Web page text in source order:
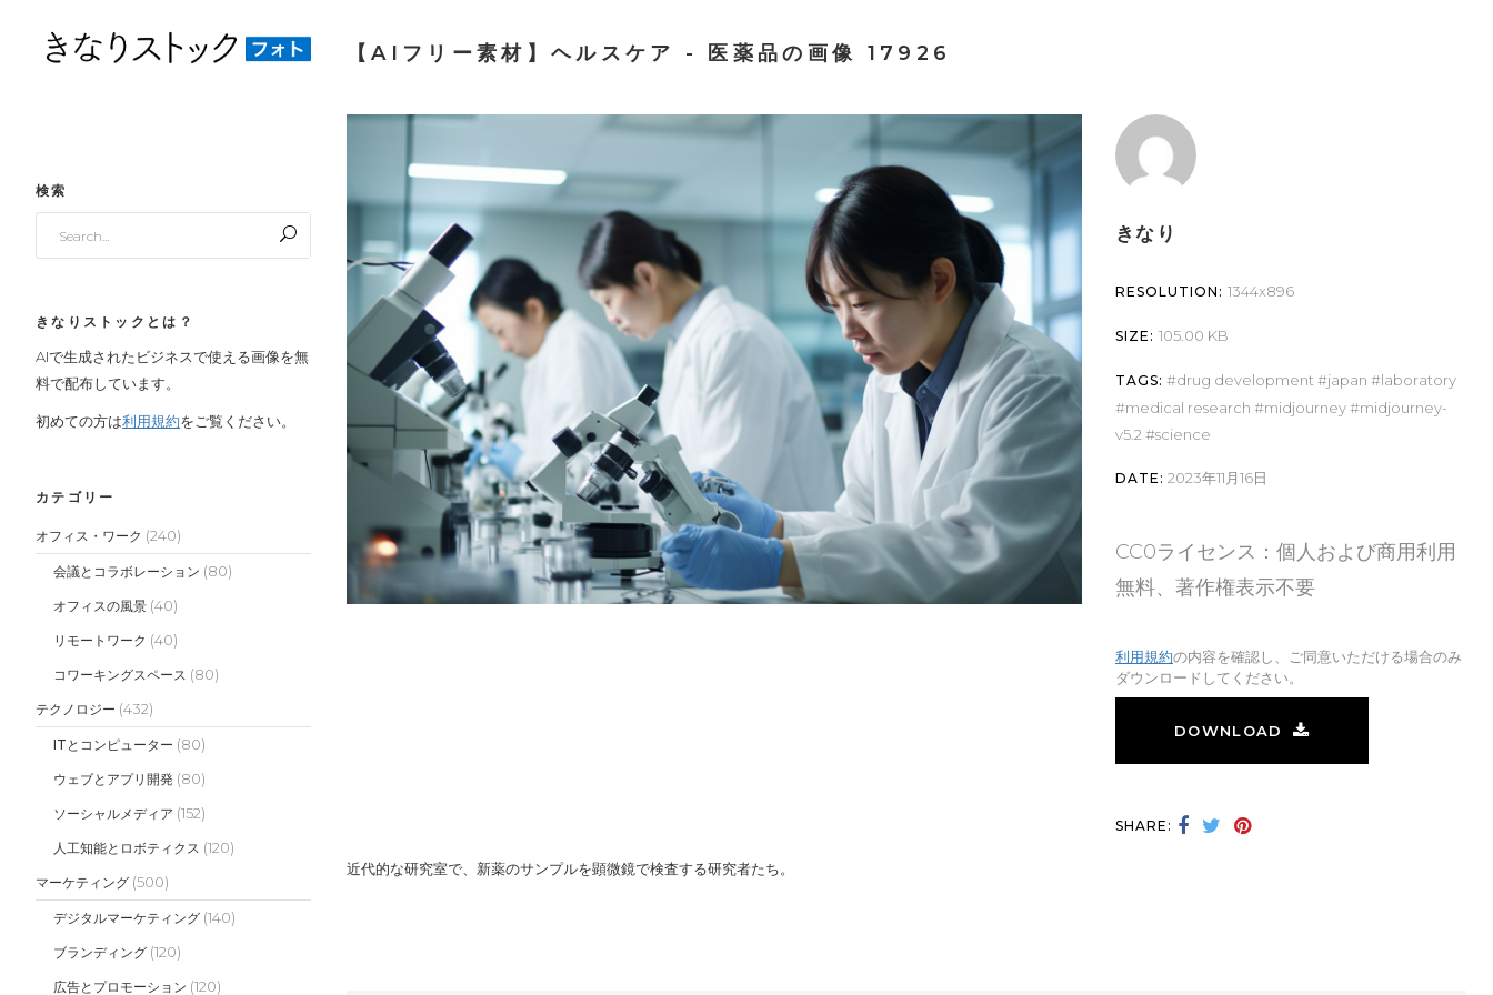
検索
きなりストックとは？
AIで生成されたビジネスで使える画像を無
料で配布しています。
初めての方は利用規約をご覧ください。
カテゴリー
オフィス・ワーク (240)
会議とコラボレーション (80)
オフィスの風景 (40)
リモートワーク (40)
コワーキングスペース (80)
テクノロジー (432)
ITとコンピューター (80)
ウェブとアプリ開発 (80)
ソーシャルメディア (152)
人工知能とロボティクス (120)
マーケティング (500)
デジタルマーケティング (140)
ブランディング (120)
広告とプロモーション (120)
【AIフリー素材】ヘルスケア - 医薬品の画像 17926
きなり
RESOLUTION: 1344x896
SIZE: 105.00 KB
TAGS: drug development japan
laboratory
medical research
midjourney
midjourney-
v5.2
science
DATE: 2023年11月16日
CC0ライセンス：個人および商用利用
無料、著作権表示不要
利用規約の内容を確認し、ご同意いただける場合のみ
ダウンロードしてください。
DOWNLOAD
SHARE:
近代的な研究室で、新薬のサンプルを顕微鏡で検査する研究者たち。